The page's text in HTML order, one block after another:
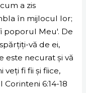
a zis
în mijlocul lor;
poporul Meu'. De
vă de ei,
este necurat şi vă
veţi fi fii şi fiice,
6:14-18